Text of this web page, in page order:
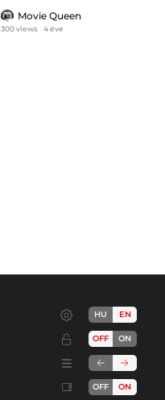
Movie Queen
300 views 4 éve
HU EN
OFF ON
OFF ON